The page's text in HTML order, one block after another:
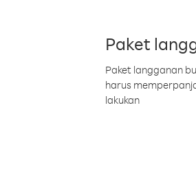
Paket
Paket langganan
harus
lakukan